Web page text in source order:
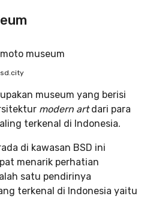
museum yang berisi
modern artdari para
terkenal di Indonesia.
di kawasan BSD ini
menarik perhatian
satu pendirinya
terkenal di Indonesia yaitu